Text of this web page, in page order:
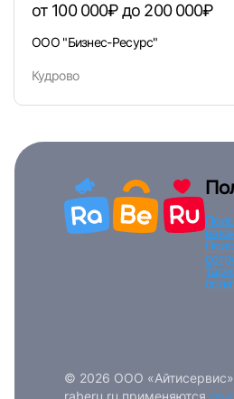
Вход по коду
от 100 000₽ до 200 000₽
ООО "Бизнес-Ресурс"
Кудрово
© 2026 ООО
raberu.ru применяются